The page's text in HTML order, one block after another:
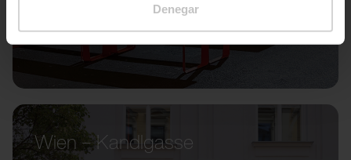
Denegar
Wien – Kandlgasse